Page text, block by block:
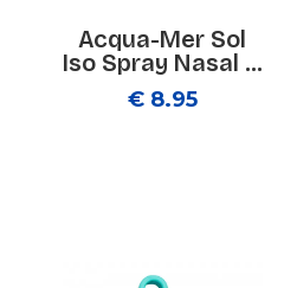
Acqua-Mer Sol
Iso Spray Nasal ...
€ 8.95